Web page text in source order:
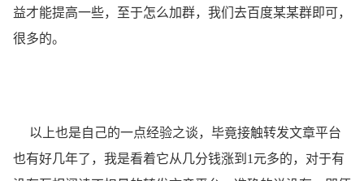
益才能提高一些，至于怎么加群，我们去百度某某群即可，
很多的。
以上也是自己的一点经验之谈，毕竟接触转发文章平台
也有好几年了，我是看着它从几分钱涨到1元多的，对于有